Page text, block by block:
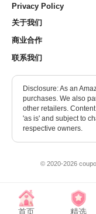
Privacy Policy
关于我们
商业合作
联系我们
Disclosure: As an
purchases. We also
other retailers.
'as is' and subject to
respective owners.
© 2020-2026
首页 精选